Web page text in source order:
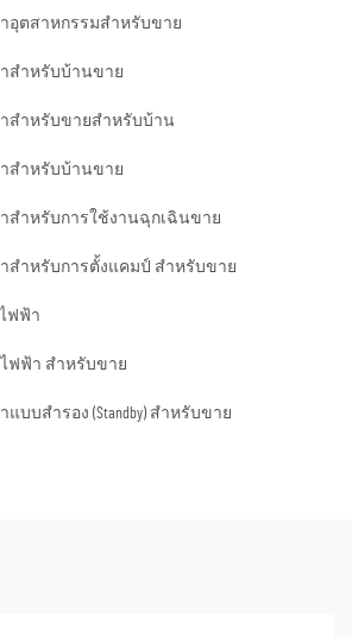
อุตสาหกรรมสำหรับขาย
สำหรับบ้านขาย
าสำหรับขายสำหรับบ้าน
สำหรับบ้านขาย
สำหรับการใช้งานฉุกเฉินขาย
สำหรับการตั้งแคมป์ สำหรับขาย
ฟฟ้า
ฟฟ้า สําหรับขาย
บบสำรอง (Standby) สำหรับขาย